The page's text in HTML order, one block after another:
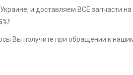
и доставляем ВСЕ запчасти
Вы получите при обращении к